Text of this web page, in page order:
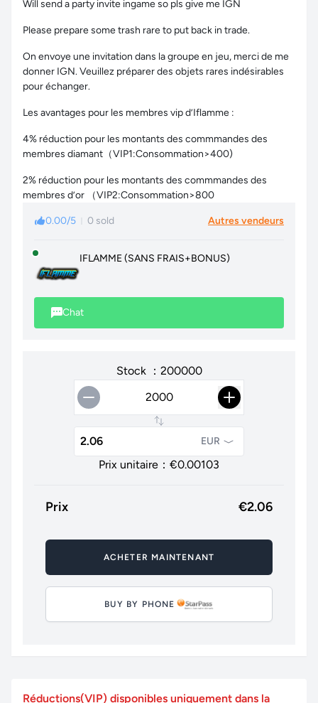
Will send a party invite ingame so pls give me IGN
Please prepare some trash rare to put back in trade.
On envoye une invitation dans la groupe en jeu, merci de me
donner IGN. Veuillez préparer des objets rares indésirables
pour échanger.
Les avantages pour les membres vip d’Iflamme :
4% réduction pour les montants des commmandes des
membres diamant（VIP1:Consommation>400)
2% réduction pour les montants des commmandes des
membres d’or （VIP2:Consommation>800
0.00/5 0 sold Autres vendeurs
IFLAMME (SANS FRAIS+BONUS)
Chat
Stock ：200000
EUR
Prix unitaire：€0.00103
Prix €2.06
ACHETER MAINTENANT
BUY BY PHONE
Réductions(VIP) disponibles uniquement dans la